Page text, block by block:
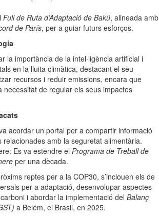
Full de Ruta d’Adaptació de Bakú, alineada amb
de París, per a guiar futurs esforços.
la importància de la intel·ligència artificial i
en la lluita climàtica, destacant el seu
recursos i reduir emissions, encara que
necessitat de regular els seus impactes
acordar un portal per a compartir informació
relacionades amb la seguretat alimentària.
Es va estendre el Programa de Treball de
per una dècada.
reptes per a la COP30, s’inclouen els de
per a adaptació, desenvolupar aspectes
i abordar la implementació del Balanç
a Belém, el Brasil, en 2025.